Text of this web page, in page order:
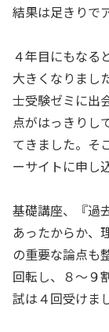
結果は足きりで
４年目にもなる
大きくなりまし
士受験ゼミに出
点がはっきりし
てきました。そ
ーサイトに申し
基礎講座、『過
あったからか、
の重要な論点も
回転し、８～９
試は４回受けま